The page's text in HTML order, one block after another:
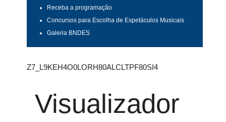
Receba a programação
Concursos para Escolha de Espetáculos Musicais
Galeria BNDES
Z7_L9KEH4O0LORH80ALCLTPF80SI4
Visualizador